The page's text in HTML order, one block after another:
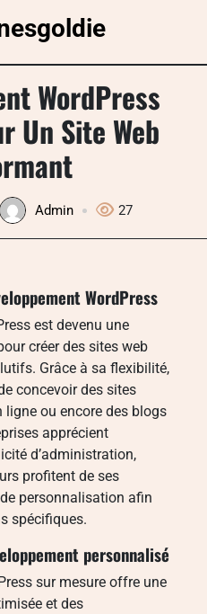
WordPress
Un Site Web
Admin 27
WordPress
est devenu une
créer des sites web
Grâce à sa flexibilité,
concevoir des sites
ou encore des blogs
apprécient
d’administration,
profitent de ses
personnalisation afin
spécifiques.
personnalisé
sur mesure offre une
et des